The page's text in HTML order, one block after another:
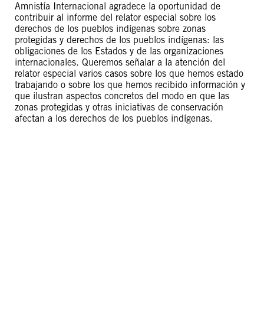
Amnistía Internacional agradece la oportunidad de
contribuir al informe del relator especial sobre los
derechos de los pueblos indígenas sobre zonas
protegidas y derechos de los pueblos indígenas: las
obligaciones de los Estados y de las organizaciones
internacionales. Queremos señalar a la atención del
relator especial varios casos sobre los que hemos estado
trabajando o sobre los que hemos recibido información y
que ilustran aspectos concretos del modo en que las
zonas protegidas y otras iniciativas de conservación
afectan a los derechos de los pueblos indígenas.